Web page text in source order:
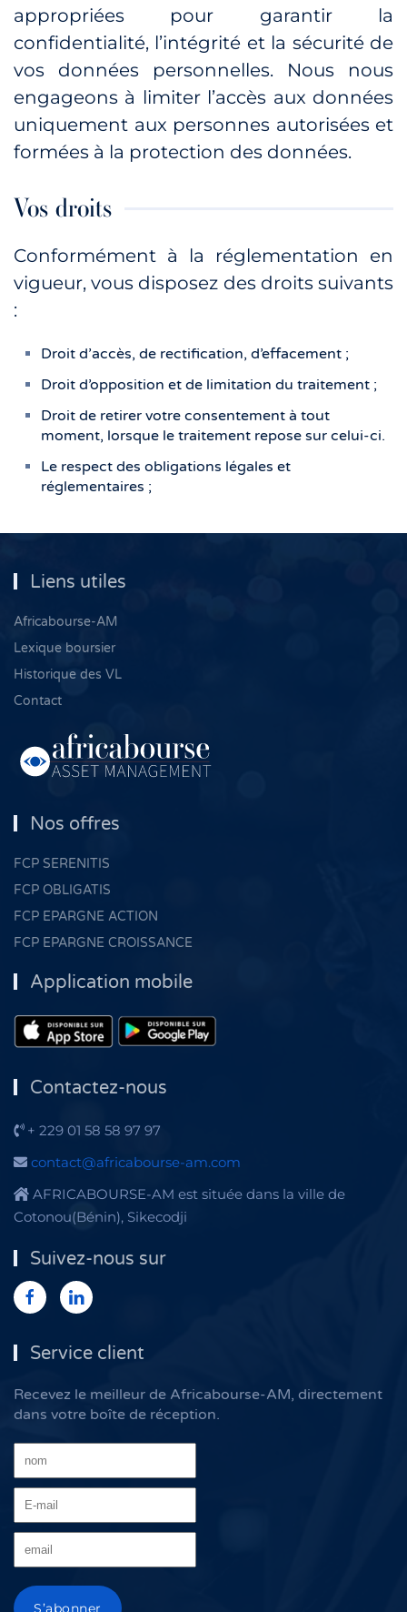
appropriées pour garantir la
confidentialité, l’intégrité et la sécurité de
vos données personnelles. Nous nous
engageons à limiter l’accès aux données
uniquement aux personnes autorisées et
formées à la protection des données.
Vos droits
Conformément à la réglementation en
vigueur, vous disposez des droits suivants
:
Droit d’accès, de rectification, d’effacement ;
Droit d’opposition et de limitation du traitement ;
Droit de retirer votre consentement à tout
moment, lorsque le traitement repose sur celui-ci.
Le respect des obligations légales et
réglementaires ;
Liens utiles
Africabourse-AM
Lexique boursier
Historique des VL
Contact
Nos offres
FCP SERENITIS
FCP OBLIGATIS
FCP EPARGNE ACTION
FCP EPARGNE CROISSANCE
Application mobile
Contactez-nous
+ 229 01 58 58 97 97
contact@africabourse-am.com
AFRICABOURSE-AM est située dans la ville de
Cotonou(Bénin), Sikecodji
Suivez-nous sur
Service client
Recevez le meilleur de Africabourse-AM, directement
dans votre boîte de réception.